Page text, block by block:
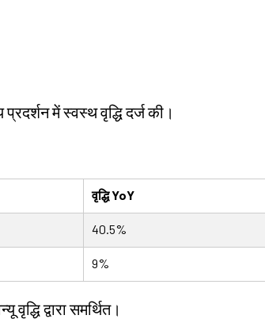
प्रदर्शन में स्वस्थ वृद्धि दर्ज की।
वृद्धि YoY
40.5%
9%
द्वारा समर्थित।